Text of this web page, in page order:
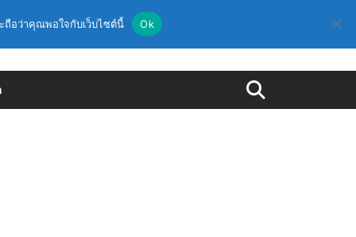
ถือว่าคุณพอใจกับเว็บไซต์นี้ Ok